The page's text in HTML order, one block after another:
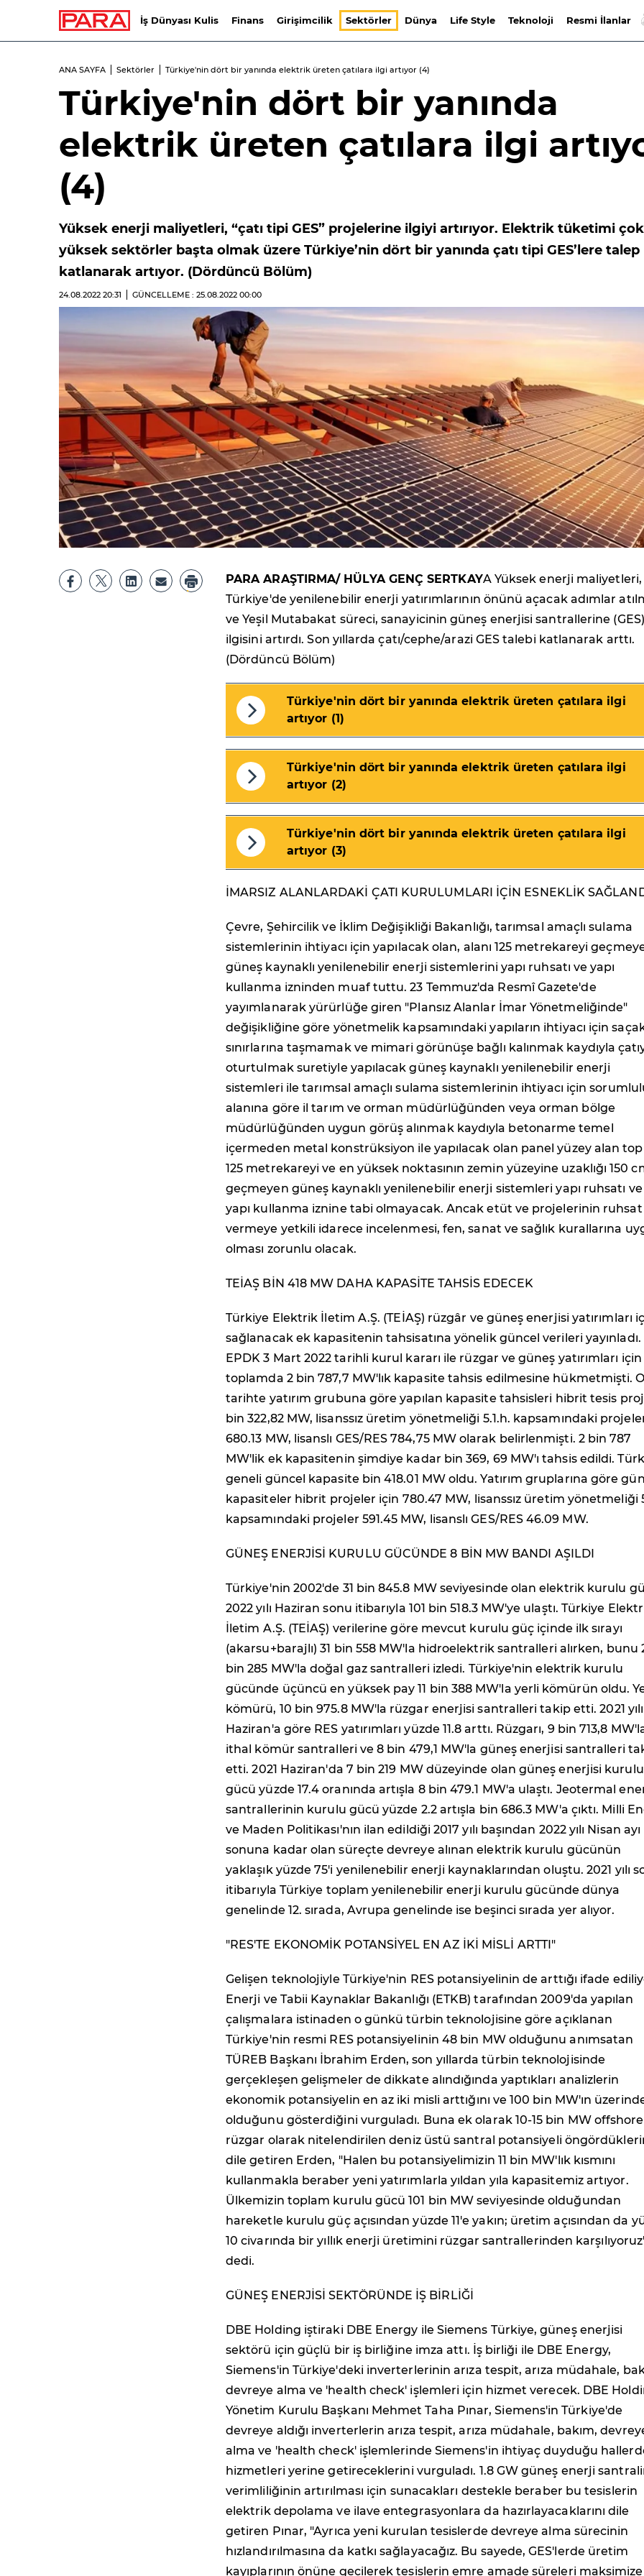
İş Dünyası Kulis Finans Girişimcilik Sektörler Dünya Life Style Teknoloji Resmi İlanlar
ANA SAYFA Sektörler Türkiye'nin dört bir yanında elektrik üreten çatılara ilgi artıyor (4)
Türkiye'nin dört bir yanında
elektrik üreten çatılara ilgi
(4)
Yüksek enerji maliyetleri, “çatı tipi GES” projelerine ilgiyi artırıyor. Elektrik tüketimi çok
yüksek sektörler başta olmak üzere Türkiye’nin dört bir yanında çatı tipi GES’lere talep
katlanarak artıyor. (Dördüncü Bölüm)
24.08.2022 20:31 GÜNCELLEME : 25.08.2022 00:00
PARA ARAŞTIRMA/ HÜLYA GENÇ SERTKAYA Yüksek enerji maliyetleri,
Türkiye'de yenilenebilir enerji yatırımlarının önünü açacak adımlar
ve Yeşil Mutabakat süreci, sanayicinin güneş enerjisi santrallerine (GES)
ilgisini artırdı. Son yıllarda çatı/cephe/arazi GES talebi katlanarak arttı.
(Dördüncü Bölüm)
Türkiye'nin dört bir yanında elektrik üreten çatılara ilgi
artıyor (1)
Türkiye'nin dört bir yanında elektrik üreten çatılara ilgi
artıyor (2)
Türkiye'nin dört bir yanında elektrik üreten çatılara ilgi
artıyor (3)
İMARSIZ ALANLARDAKİ ÇATI KURULUMLARI İÇİN ESNEKLİK
Çevre, Şehircilik ve İklim Değişikliği Bakanlığı, tarımsal amaçlı sulama
sistemlerinin ihtiyacı için yapılacak olan, alanı 125 metrekareyi
güneş kaynaklı yenilenebilir enerji sistemlerini yapı ruhsatı ve yapı
kullanma izninden muaf tuttu. 23 Temmuz'da Resmî Gazete'de
yayımlanarak yürürlüğe giren "Plansız Alanlar İmar Yönetmeliğinde"
değişikliğine göre yönetmelik kapsamındaki yapıların ihtiyacı için
sınırlarına taşmamak ve mimari görünüşe bağlı kalınmak kaydıyla
oturtulmak suretiyle yapılacak güneş kaynaklı yenilenebilir enerji
sistemleri ile tarımsal amaçlı sulama sistemlerinin ihtiyacı için
alanına göre il tarım ve orman müdürlüğünden veya orman bölge
müdürlüğünden uygun görüş alınmak kaydıyla betonarme temel
içermeden metal konstrüksiyon ile yapılacak olan panel yüzey alan
125 metrekareyi ve en yüksek noktasının zemin yüzeyine uzaklığı 150
geçmeyen güneş kaynaklı yenilenebilir enerji sistemleri yapı ruhsatı ve
yapı kullanma iznine tabi olmayacak. Ancak etüt ve projelerinin ruhsat
vermeye yetkili idarece incelenmesi, fen, sanat ve sağlık kurallarına
olması zorunlu olacak.
TEİAŞ BİN 418 MW DAHA KAPASİTE TAHSİS EDECEK
Türkiye Elektrik İletim A.Ş. (TEİAŞ) rüzgâr ve güneş enerjisi yatırımları
sağlanacak ek kapasitenin tahsisatına yönelik güncel verileri yayınladı.
EPDK 3 Mart 2022 tarihli kurul kararı ile rüzgar ve güneş yatırımları için
toplamda 2 bin 787,7 MW'lık kapasite tahsis edilmesine hükmetmişti.
tarihte yatırım grubuna göre yapılan kapasite tahsisleri hibrit tesis
bin 322,82 MW, lisanssız üretim yönetmeliği 5.1.h. kapsamındaki
680.13 MW, lisanslı GES/RES 784,75 MW olarak belirlenmişti. 2 bin 787
MW'lik ek kapasitenin şimdiye kadar bin 369, 69 MW'ı tahsis edildi.
geneli güncel kapasite bin 418.01 MW oldu. Yatırım gruplarına göre
kapasiteler hibrit projeler için 780.47 MW, lisanssız üretim yönetmeliği
kapsamındaki projeler 591.45 MW, lisanslı GES/RES 46.09 MW.
GÜNEŞ ENERJİSİ KURULU GÜCÜNDE 8 BİN MW BANDI AŞILDI
Türkiye'nin 2002'de 31 bin 845.8 MW seviyesinde olan elektrik kurulu
2022 yılı Haziran sonu itibarıyla 101 bin 518.3 MW'ye ulaştı. Türkiye
İletim A.Ş. (TEİAŞ) verilerine göre mevcut kurulu güç içinde ilk sırayı
(akarsu+barajlı) 31 bin 558 MW'la hidroelektrik santralleri alırken, bunu
bin 285 MW'la doğal gaz santralleri izledi. Türkiye'nin elektrik kurulu
gücünde üçüncü en yüksek pay 11 bin 388 MW'la yerli kömürün oldu.
kömürü, 10 bin 975.8 MW'la rüzgar enerjisi santralleri takip etti. 2021 yılı
Haziran'a göre RES yatırımları yüzde 11.8 arttı. Rüzgarı, 9 bin 713,8
ithal kömür santralleri ve 8 bin 479,1 MW'la güneş enerjisi santralleri
etti. 2021 Haziran'da 7 bin 219 MW düzeyinde olan güneş enerjisi kurulu
gücü yüzde 17.4 oranında artışla 8 bin 479.1 MW'a ulaştı. Jeotermal
santrallerinin kurulu gücü yüzde 2.2 artışla bin 686.3 MW'a çıktı. Milli
ve Maden Politikası'nın ilan edildiği 2017 yılı başından 2022 yılı Nisan ayı
sonuna kadar olan süreçte devreye alınan elektrik kurulu gücünün
yaklaşık yüzde 75'i yenilenebilir enerji kaynaklarından oluştu. 2021 yılı
itibarıyla Türkiye toplam yenilenebilir enerji kurulu gücünde dünya
genelinde 12. sırada, Avrupa genelinde ise beşinci sırada yer alıyor.
"RES'TE EKONOMİK POTANSİYEL EN AZ İKİ MİSLİ ARTTI"
Gelişen teknolojiyle Türkiye'nin RES potansiyelinin de arttığı ifade
Enerji ve Tabii Kaynaklar Bakanlığı (ETKB) tarafından 2009'da yapılan
çalışmalara istinaden o günkü türbin teknolojisine göre açıklanan
Türkiye'nin resmi RES potansiyelinin 48 bin MW olduğunu anımsatan
TÜREB Başkanı İbrahim Erden, son yıllarda türbin teknolojisinde
gerçekleşen gelişmeler de dikkate alındığında yaptıkları analizlerin
ekonomik potansiyelin en az iki misli arttığını ve 100 bin MW'ın
olduğunu gösterdiğini vurguladı. Buna ek olarak 10-15 bin MW offshore
rüzgar olarak nitelendirilen deniz üstü santral potansiyeli
dile getiren Erden, "Halen bu potansiyelimizin 11 bin MW'lık kısmını
kullanmakla beraber yeni yatırımlarla yıldan yıla kapasitemiz artıyor.
Ülkemizin toplam kurulu gücü 101 bin MW seviyesinde olduğundan
hareketle kurulu güç açısından yüzde 11'e yakın; üretim açısından da
10 civarında bir yıllık enerji üretimini rüzgar santrallerinden
dedi.
GÜNEŞ ENERJİSİ SEKTÖRÜNDE İŞ BİRLİĞİ
DBE Holding iştiraki DBE Energy ile Siemens Türkiye, güneş enerjisi
sektörü için güçlü bir iş birliğine imza attı. İş birliği ile DBE Energy,
Siemens'in Türkiye'deki inverterlerinin arıza tespit, arıza müdahale,
devreye alma ve 'health check' işlemleri için hizmet verecek. DBE
Yönetim Kurulu Başkanı Mehmet Taha Pınar, Siemens'in Türkiye'de
devreye aldığı inverterlerin arıza tespit, arıza müdahale, bakım,
alma ve 'health check' işlemlerinde Siemens'in ihtiyaç duyduğu
hizmetleri yerine getireceklerini vurguladı. 1.8 GW güneş enerji
verimliliğinin artırılması için sunacakları destekle beraber bu tesislerin
elektrik depolama ve ilave entegrasyonlara da hazırlayacaklarını dile
getiren Pınar, "Ayrıca yeni kurulan tesislerde devreye alma sürecinin
hızlandırılmasına da katkı sağlayacağız. Bu sayede, GES'lerde üretim
kayıplarının önüne geçilerek tesislerin emre amade süreleri maksimize